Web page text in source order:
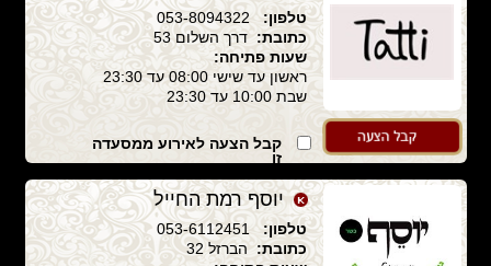
טלפון:053-8094322
כתובת: דרך השלום 53
שעות פתיחה:
ראשון עד שישי 08:00 עד 23:30
שבת 10:00 עד 23:30
קבל הצעה לאירוע ממסעדה
זו
יוסף רמת החייל
טלפון:053-6112451
כתובת: הברזל 32